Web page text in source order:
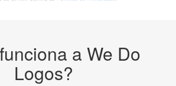
a We Do
Logos?